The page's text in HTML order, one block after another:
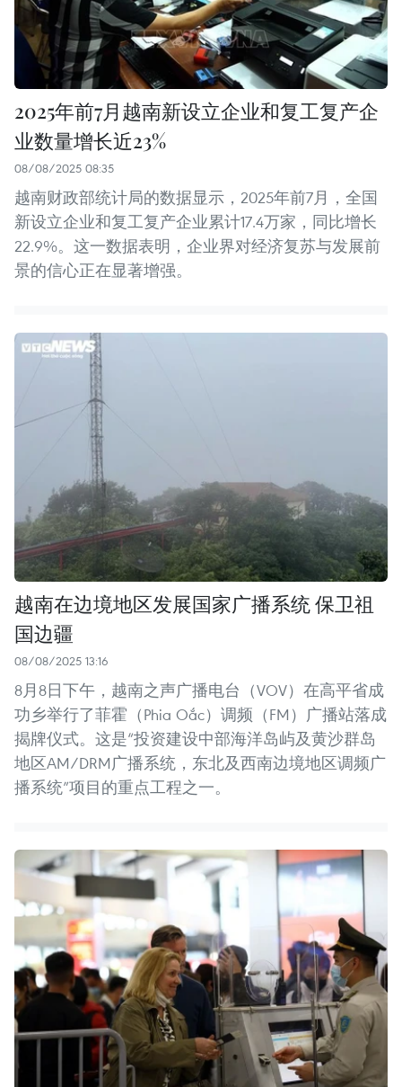
2025年前7月越南新设立企业和复工复产企
业数量增长近23%
08/08/2025 08:35
越南财政部统计局的数据显示，2025年前7月，全国
新设立企业和复工复产企业累计17.4万家，同比增长
22.9%。这一数据表明，企业界对经济复苏与发展前
景的信心正在显著增强。
越南在边境地区发展国家广播系统 保卫祖
国边疆
08/08/2025 13:16
8月8日下午，越南之声广播电台（VOV）在高平省成
功乡举行了菲霍（Phia Oắc）调频（FM）广播站落成
揭牌仪式。这是“投资建设中部海洋岛屿及黄沙群岛
地区AM/DRM广播系统，东北及西南边境地区调频广
播系统”项目的重点工程之一。